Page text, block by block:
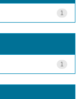
1
1